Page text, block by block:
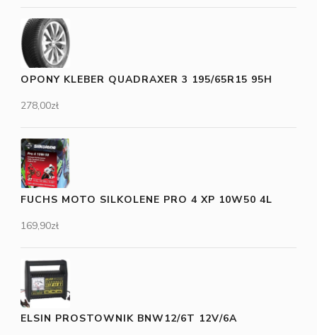
OPONY KLEBER QUADRAXER 3 195/65R15 95H
278,00zł
FUCHS MOTO SILKOLENE PRO 4 XP 10W50 4L
169,90zł
ELSIN PROSTOWNIK BNW12/6T 12V/6A